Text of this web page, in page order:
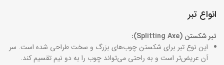
انواع تبر
تبر شکستن (Splitting Axe):
این نوع تبر برای شکستن چوب‌های بزرگ و سخت طراحی شده است. سر
آن عریض‌تر است و به راحتی می‌تواند چوب را به دو نیم تقسیم کند.